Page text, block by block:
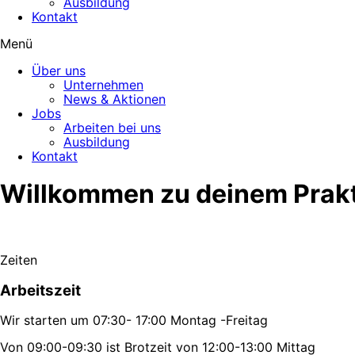
Kontakt
Menü
Über uns
Unternehmen
News & Aktionen
Jobs
Arbeiten bei uns
Ausbildung
Kontakt
Willkommen zu deinem
Zeiten
Arbeitszeit
Wir starten um 07:30- 17:00 Montag -Freitag
Von 09:00-09:30 ist Brotzeit von 12:00-13:00 Mittag